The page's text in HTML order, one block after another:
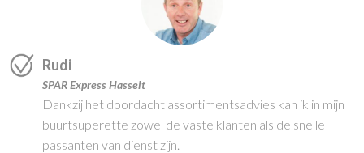
Rudi
SPAR Express Hasselt
Dankzij het doordacht assortimentsadvies kan ik in mijn
buurtsuperette zowel de vaste klanten als de snelle
passanten van dienst zijn.